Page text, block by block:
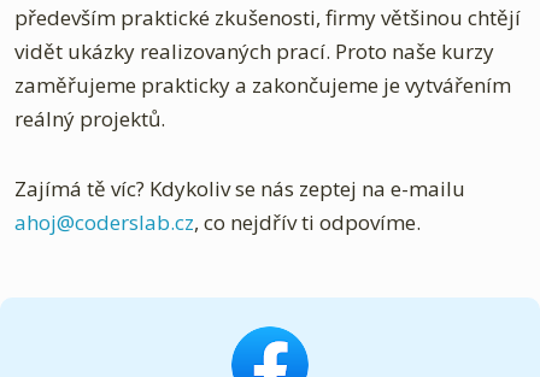
především praktické zkušenosti, firmy většinou chtějí
vidět ukázky realizovaných prací. Proto naše kurzy
zaměřujeme prakticky a zakončujeme je vytvářením
reálný projektů.
Zajímá tě víc? Kdykoliv se nás zeptej na e-mailu
ahoj@coderslab.cz, co nejdřív ti odpovíme.